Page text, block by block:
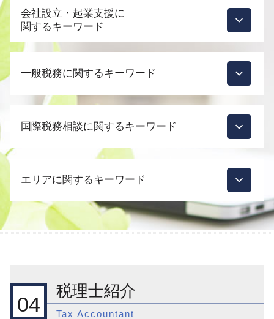
会社設立・起業支援に
関するキーワード
会社設立 合名会社
決算月 決め方
起業支援 助成金
会社設立 手続き
会社設立 メリット 税理士
役員報酬 決め方
起業支援
起業支援 補助金
起業支援 種類
一般税務に関するキーワード
節税対策 法人化
税務調査 依頼
節税対策 法人設立
税務調査 確率
節税 相談
相続税 税務調査 何年分
相続対策
税務調査 何年分
国際税務相談に関するキーワード
外国子会社合算税制 個人
相続税 海外
外国子会社合算税制とは
みなし 外国 税額 控除
国際税務 相続税
エリアに関するキーワード
目黒区 国際税務 税制
目黒区 国際税務相談
品川区 国際税務 税制
品川区 国際税務 事前準備
04
税理士紹介
Tax Accountant